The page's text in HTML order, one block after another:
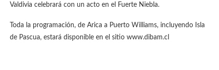
Valdivia celebrará con un acto en el Fuerte Niebla.
Toda la programación, de Arica a Puerto Williams, incluyendo Isla
de Pascua, estará disponible en el sitio www.dibam.cl